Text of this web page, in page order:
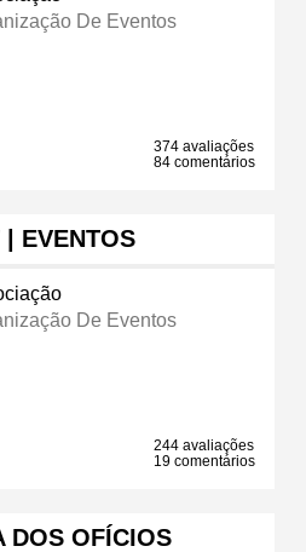
De Eventos
374 avaliações
84 comentários
| EVENTOS
De Eventos
244 avaliações
19 comentários
DOS OFÍCIOS